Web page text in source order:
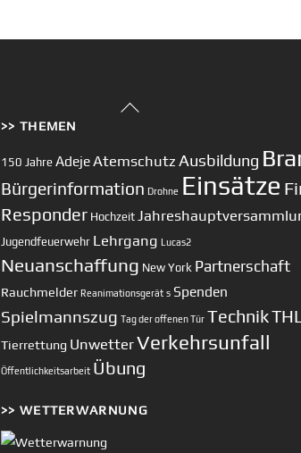
Back
>> THEMEN
150 Jahre AdejeAtemschutz Ausbildung
Bürgerinformation Drohne Einsätze
Responder Hochzeit
Jugendfeuerwehr Lehrgang Lucas2
Neuanschaffung New York Partnerschaft
Rauchmelder Reanimationsgerät s Spenden
Spielmannszug Tag der offenen Tür Technik
Tierrettung UnwetterVerkehrsunfall
Öffentlichkeitsarbeit Übung
>> WETTERWARNUNG